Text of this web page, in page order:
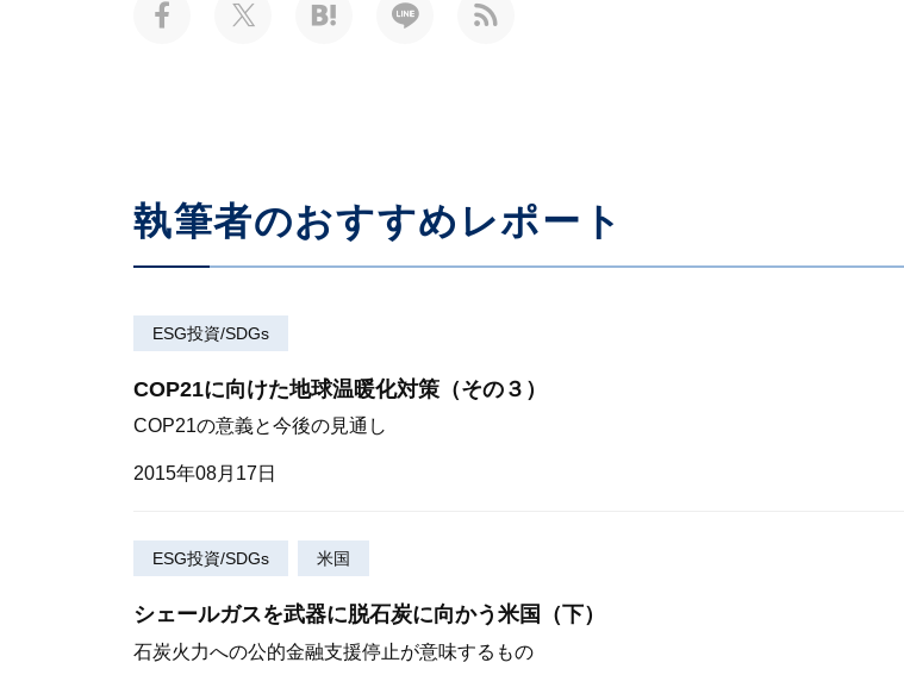
執筆者のおすすめレポート
ESG投資/SDGs
COP21に向けた地球温暖化対策（その３）
COP21の意義と今後の見通し
2015年08月17日
ESG投資/SDGs 米国
シェールガスを武器に脱石炭に向かう米国（下）
石炭火力への公的金融支援停止が意味するもの